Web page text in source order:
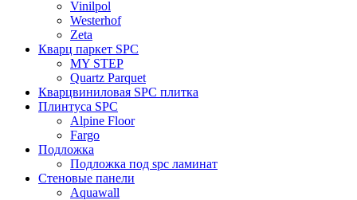
Vinilpol
Westerhof
Zeta
Кварц паркет SPC
MY STEP
Quartz Parquet
Кварцвиниловая SPC плитка
Плинтуса SPC
Alpine Floor
Fargo
Подложка
Подложка под spc ламинат
Стеновые панели
Aquawall